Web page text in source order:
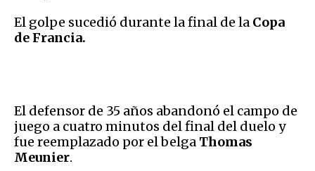
El golpe sucedió durante la final de la Copa
de Francia.
El defensor de 35 años abandonó el campo de
juego a cuatro minutos del final del duelo y
fue reemplazado por el belga Thomas
Meunier.